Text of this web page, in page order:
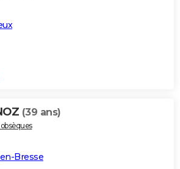
(39 ans)
Bresse